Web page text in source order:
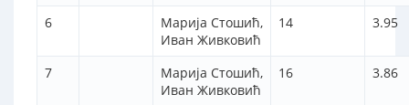
6
Марија Стошић,
Иван Живковић
14 3.95
7
Марија Стошић,
Иван Живковић
16 3.86